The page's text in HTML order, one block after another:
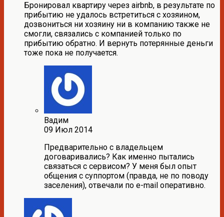
Бронировал квартиру через airbnb, в результате по
прибытию не удалось встретиться с хозяином,
дозвониться ни хозяину ни в компанию также не
смогли, связались с компанией только по
прибытию обратно. И вернуть потерянные деньги
тоже пока не получается.
Вадим
09 Июл 2014
Предварительно с владельцем
договаривались? Как именно пытались
связаться с сервисом? У меня был опыт
общения с суппортом (правда, не по поводу
заселения), отвечали по e-mail оперативно.